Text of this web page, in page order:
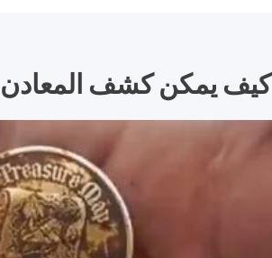
كيف يمكن كشف المعادن